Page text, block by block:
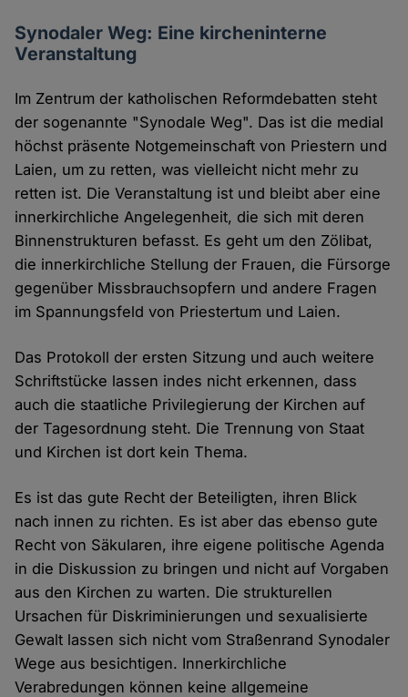
Synodaler Weg: Eine kircheninterne
Veranstaltung
Im Zentrum der katholischen Reformdebatten steht
der sogenannte "Synodale Weg". Das ist die medial
höchst präsente Notgemeinschaft von Priestern und
Laien, um zu retten, was vielleicht nicht mehr zu
retten ist. Die Veranstaltung ist und bleibt aber eine
innerkirchliche Angelegenheit, die sich mit deren
Binnenstrukturen befasst. Es geht um den Zölibat,
die innerkirchliche Stellung der Frauen, die Fürsorge
gegenüber Missbrauchsopfern und andere Fragen
im Spannungsfeld von Priestertum und Laien.
Das Protokoll der ersten Sitzung und auch weitere
Schriftstücke lassen indes nicht erkennen, dass
auch die staatliche Privilegierung der Kirchen auf
der Tagesordnung steht. Die Trennung von Staat
und Kirchen ist dort kein Thema.
Es ist das gute Recht der Beteiligten, ihren Blick
nach innen zu richten. Es ist aber das ebenso gute
Recht von Säkularen, ihre eigene politische Agenda
in die Diskussion zu bringen und nicht auf Vorgaben
aus den Kirchen zu warten. Die strukturellen
Ursachen für Diskriminierungen und sexualisierte
Gewalt lassen sich nicht vom Straßenrand Synodaler
Wege aus besichtigen. Innerkirchliche
Verabredungen können keine allgemeine